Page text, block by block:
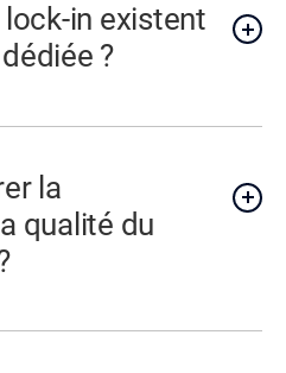
in existent
?
la
qualité du